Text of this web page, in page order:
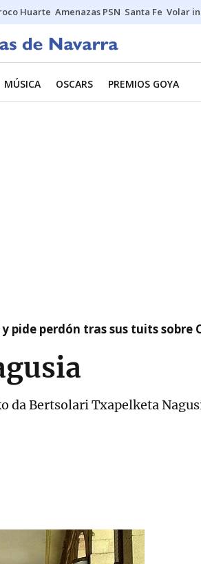
Huarte Amenazas PSN Santa Fe Volar
MÚSICA OSCARS PREMIOS GOYA
pide perdón tras sus tuits sobre
Bertsolari Txapelketa